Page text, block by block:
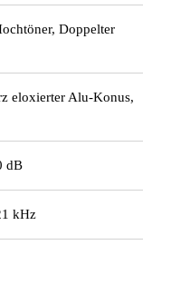
Doppelter
eloxierter Alu-Konus,
dB
kHz